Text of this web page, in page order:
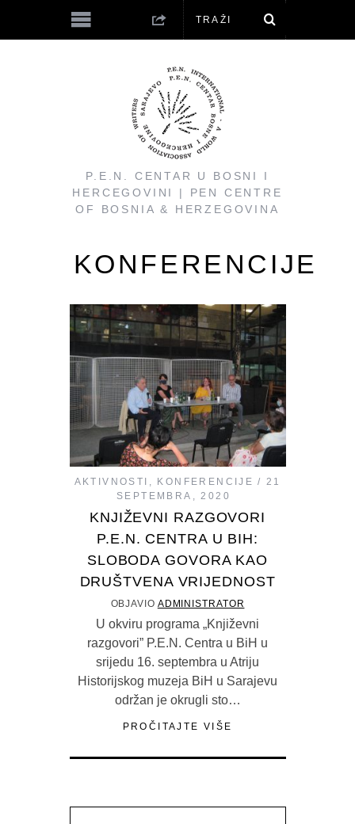
P.E.N. CENTAR U BOSNI I
HERCEGOVINI | PEN CENTRE
OF BOSNIA & HERZEGOVINA
KONFERENCIJE
AKTIVNOSTI , KONFERENCIJE
21
SEPTEMBRA, 2020
KNJIŽEVNI RAZGOVORI
P.E.N. CENTRA U BIH:
SLOBODA GOVORA KAO
DRUŠTVENA VRIJEDNOST
OBJAVIO ADMINISTRATOR
U okviru programa „Književni
razgovori” P.E.N. Centra u BiH u
srijedu 16. septembra u Atriju
Historijskog muzeja BiH u Sarajevu
održan je okrugli sto…
PROČITAJTE VIŠE